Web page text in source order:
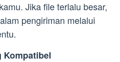
Jika file terlalu besar,
pengiriman melalui
Kompatibel